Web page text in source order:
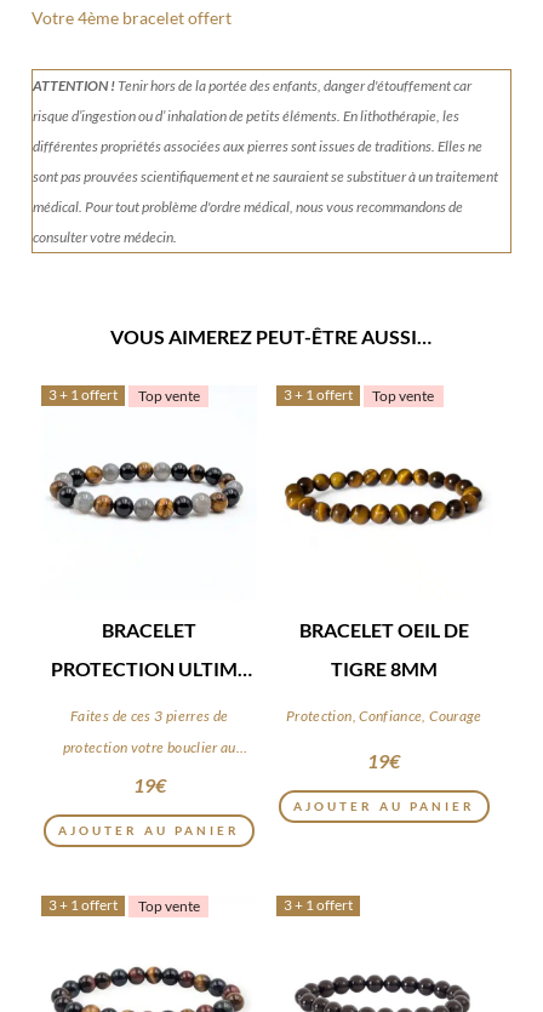
Votre 4ème bracelet offert
ATTENTION !Tenirhors de la portée des enfants, danger d'étouffement car
risque d’ingestion ou d’ inhalation de petits éléments.En lithothérapie, les
différentes propriétés associées aux pierres sont issues de traditions. Elles ne
sont pas prouvées scientifiquement et ne sauraient se substituer à un traitement
médical. Pour tout problème d'ordre médical, nous vous recommandons de
consulter votre médecin.
VOUS AIMEREZ PEUT-ÊTRE AUSSI…
3 + 1 offert Top vente
BRACELET
PROTECTION ULTIME
8MM
Faites de ces 3 pierres de
protection votre bouclier au
quotidien
19€
AJOUTER AU PANIER
3 + 1 offert Top vente
BRACELET OEIL DE
TIGRE 8MM
Protection, Confiance, Courage
19€
AJOUTER AU PANIER
3 + 1 offert Top vente 3 + 1 offert